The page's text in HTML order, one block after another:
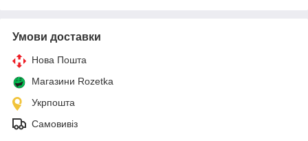
Умови доставки
Нова Пошта
Магазини Rozetka
Укрпошта
Самовивіз